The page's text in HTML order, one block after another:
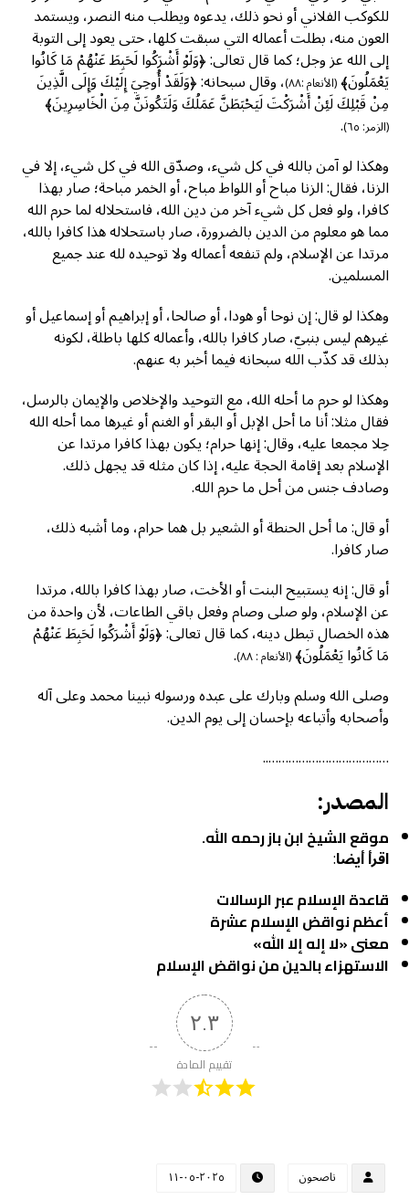
للكوكب الفلاني أو نحو ذلك، يدعوه ويطلب منه النصر، ويستمد
العون منه، بطلت أعماله التي سبقت كلها، حتى يعود إلى التوبة
إلى الله عز وجل؛ كما قال تعالى: ﴿وَلَوْ أَشْرَكُوا لَحَبِطَ عَنْهُمْ مَا كَانُوا
يَعْمَلُونَ﴾(الأنعام :٨٨) ، وقال سبحانه: ﴿وَلَقَدْ أُوحِيَ إِلَيْكَ وَإِلَى الَّذِينَ
مِنْ قَبْلِكَ لَئِنْ أَشْرَكْتَ لَيَحْبَطَنَّ عَمَلُكَ وَلَتَكُونَنَّ مِنَ الْخَاسِرِينَ﴾
(الزمر: ٦٥)
.
وهكذا لو آمن بالله في كل شيء، وصدّق الله في كل شيء، إلا في
الزنا، فقال: الزنا مباح أو اللواط مباح، أو الخمر مباحة؛ صار بهذا
كافرا، ولو فعل كل شيء آخر من دين الله، فاستحلاله لما حرم الله
مما هو معلوم من الدين بالضرورة، صار باستحلاله هذا كافرا بالله،
مرتدا عن الإسلام، ولم تنفعه أعماله ولا توحيده لله عند جميع
المسلمين.
وهكذا لو قال: إن نوحا أو هودا، أو صالحا، أو إبراهيم أو إسماعيل أو
غيرهم ليس بنبيّ، صار كافرا بالله، وأعماله كلها باطلة، لكونه
بذلك قد كذّب الله سبحانه فيما أخبر به عنهم.
وهكذا لو حرم ما أحله الله، مع التوحيد والإخلاص والإيمان بالرسل،
فقال مثلا: أنا ما أحل الإبل أو البقر أو الغنم أو غيرها مما أحله الله
حِلا مجمعا عليه، وقال: إنها حرام؛ يكون بهذا كافرا مرتدا عن
الإسلام بعد إقامة الحجة عليه، إذا كان مثله قد يجهل ذلك.
وصادف جنس من أحل ما حرم الله.
أو قال: ما أحل الحنطة أو الشعير بل هما حرام، وما أشبه ذلك،
صار كافرا.
أو قال: إنه يستبيح البنت أو الأخت، صار بهذا كافرا بالله، مرتدا
عن الإسلام، ولو صلى وصام وفعل باقي الطاعات، لأن واحدة من
هذه الخصال تبطل دينه، كما قال تعالى: ﴿وَلَوْ أَشْرَكُوا لَحَبِطَ عَنْهُمْ
مَا كَانُوا يَعْمَلُونَ﴾(الأنعام : ٨٨)
.
وصلى الله وسلم وبارك على عبده ورسوله نبينا محمد وعلى آله
وأصحابه وأتباعه بإحسان إلى يوم الدين.
………………………………..
المصدر:
موقع الشيخ ابن باز رحمه الله.
اقرأ أيضا:
قاعدة الإسلام عبر الرسالات
أعظم نواقض الإسلام عشرة
معنى «لا إله إلا الله»
الاستهزاء بالدين من نواقض الإسلام
٢.٣
تقييم المادة
ناصحون ٢٠٢٥-٠٥-١١